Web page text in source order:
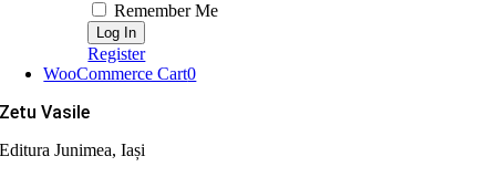
Remember Me
Register
WooCommerce Cart0
Zetu Vasile
Editura Junimea, Iași